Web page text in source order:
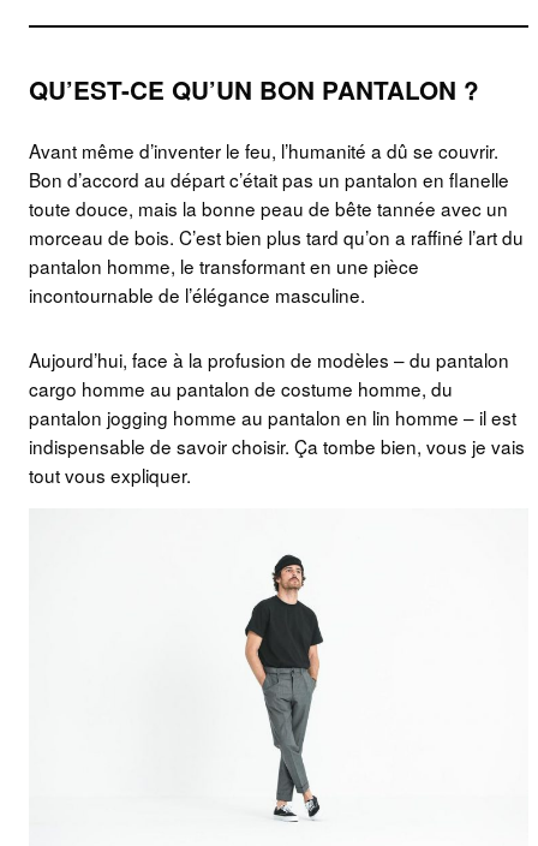
QU’EST-CE QU’UN BON PANTALON ?
Avant même d’inventer le feu, l’humanité a dû se couvrir.
Bon d’accord au départ c’était pas un pantalon en flanelle
toute douce, mais la bonne peau de bête tannée avec un
morceau de bois. C’est bien plus tard qu’on a raffiné l’art du
pantalon homme, le transformant en une pièce
incontournable de l’élégance masculine.
Aujourd’hui, face à la profusion de modèles – du pantalon
cargo homme au pantalon de costume homme, du
pantalon jogging homme au pantalon en lin homme – il est
indispensable de savoir choisir. Ça tombe bien, vous je vais
tout vous expliquer.